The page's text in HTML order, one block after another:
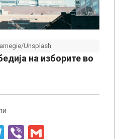
Unsplash
на изборите во
Telegram
Viber